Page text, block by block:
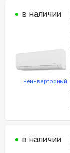
неинверторный
в наличии
в наличии